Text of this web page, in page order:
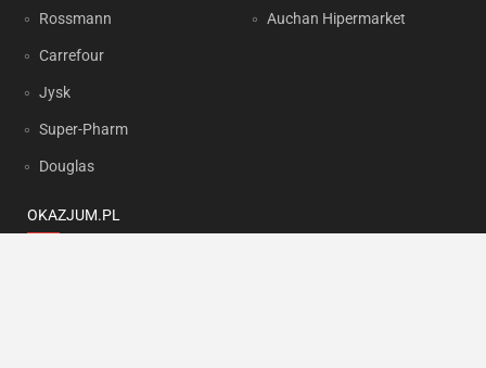
Rossmann
Carrefour
Jysk
Super-Pharm
Douglas
Auchan Hipermarket
OKAZJUM.PL